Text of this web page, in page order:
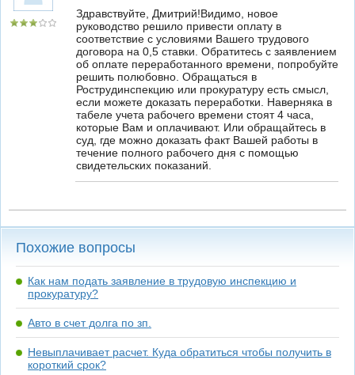
Здравствуйте, Дмитрий!Видимо, новое
руководство решило привести оплату в
соответствие с условиями Вашего трудового
договора на 0,5 ставки. Обратитесь с заявлением
об оплате переработанного времени, попробуйте
решить полюбовно. Обращаться в
Рострудинспекцию или прокуратуру есть смысл,
если можете доказать переработки. Наверняка в
табеле учета рабочего времени стоят 4 часа,
которые Вам и оплачивают. Или обращайтесь в
суд, где можно доказать факт Вашей работы в
течение полного рабочего дня с помощью
свидетельских показаний.
Похожие вопросы
Как нам подать заявление в трудовую инспекцию и
прокуратуру?
Авто в счет долга по зп.
Невыплачивает расчет. Куда обратиться чтобы получить в
короткий срок?